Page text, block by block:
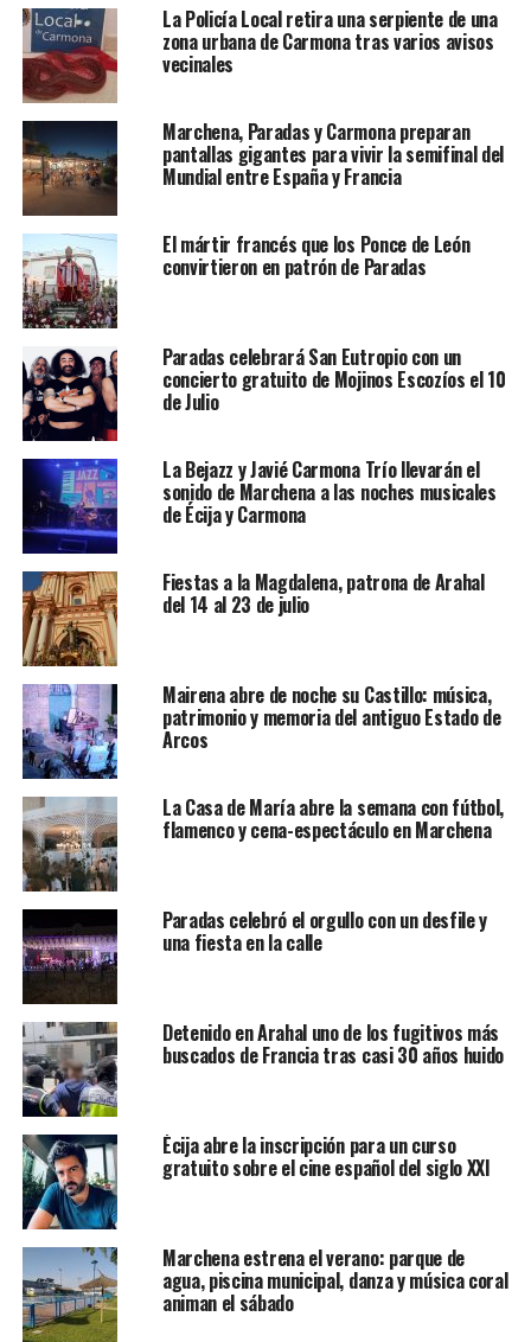
La Policía Local retira una serpiente de una
zona urbana de Carmona tras varios avisos
vecinales
Marchena, Paradas y Carmona preparan
pantallas gigantes para vivir la semifinal del
Mundial entre España y Francia
El mártir francés que los Ponce de León
convirtieron en patrón de Paradas
Paradas celebrará San Eutropio con un
concierto gratuito de Mojinos Escozíos el 10
de Julio
La Bejazz y Javié Carmona Trío llevarán el
sonido de Marchena a las noches musicales
de Écija y Carmona
Fiestas a la Magdalena, patrona de Arahal
del 14 al 23 de julio
Mairena abre de noche su Castillo: música,
patrimonio y memoria del antiguo Estado de
Arcos
La Casa de María abre la semana con fútbol,
flamenco y cena-espectáculo en Marchena
Paradas celebró el orgullo con un desfile y
una fiesta en la calle
Detenido en Arahal uno de los fugitivos más
buscados de Francia tras casi 30 años huido
Écija abre la inscripción para un curso
gratuito sobre el cine español del siglo XXI
Marchena estrena el verano: parque de
agua, piscina municipal, danza y música coral
animan el sábado